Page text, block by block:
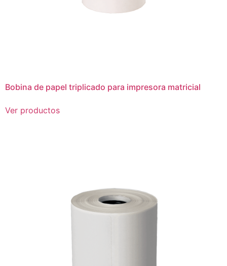
Bobina de papel triplicado para impresora matricial
Ver productos